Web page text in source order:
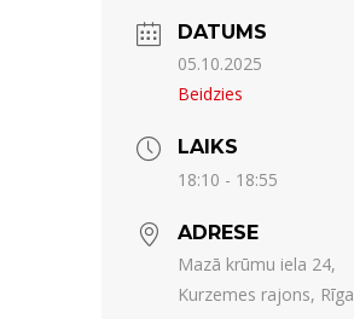
DATUMS
05.10.2025
Beidzies
LAIKS
18:10 - 18:55
ADRESE
Mazā krūmu iela 24,
Kurzemes rajons, Rīga